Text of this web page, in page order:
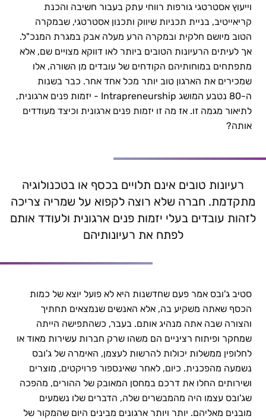
וייעוץ אסטרטגי גורפות רווחי עתק בעבור חשיבה והכנת
קריאייטיב, בניית תכניות שיווק ותכנון אסטרטגי, שבמקרה
הטוב מיושם חלקית ובמקרה הרע מעלה אבק במגרת המנכ"ל.
אך לעיתים הרעיונות הטובים ביותר לאו דווקא מצויים שם, אלא
מתפתחים במוחותיהם הקודחים של עובדים מן השורה, אלו
שמכירים את הארגון טוב יותר מכל אחד אחר. כבר בשנות
ה-80 נטבע המושג Intrapreneurship - יזמות פנים ארגונית,
לתיאור מגמה זו. אז מה זו יזמות פנים ארגונית וכיצד מעודדים
אותה?
רעיונות טובים אינם תלויים בכסף או בטכנולוגיה
מתקדמת. חברה שלא רוצה לקפוא על שמריה צריכה
לזהות עובדים בעלי יזמות פנים ארגונית ולעודד אותם
לפתח את רעיונותיהם
סטיב ג'ובס אמר פעם שחדשנות היא לא פועל יוצא של כמות
הכסף שאתה משקיע בה, אלא האנשים שנמצאים תחתיך
והצורה שבה אתה מנהיג אותם. בעבר, כשהתפישה הייתה
שמחקר ופיתוח רציניים הם משהו שרק חברות עשירות מאוד או
לחלופין ממשלות יכולות להרשות לעצמן, האימרה של ג'ובס
נשמעה מהפכנית. כיום, לאחר שאינספור פרויקטים, מוצרים
ושירותים החלו את דרכם במחסן המאובק של ההורים, מהפכה
שג'ובס עצמו היה מהמבשרים שלה, הדברים שלו נשמעים
מובנים מאליהם. יותר ויותר ארגונים מבינים היום שהמקור של